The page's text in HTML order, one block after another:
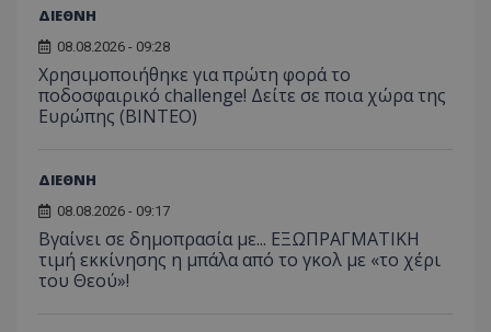
ΔΙΕΘΝΗ
08.08.2026 - 09:28
Χρησιμοποιήθηκε για πρώτη φορά το
ποδοσφαιρικό challenge! Δείτε σε ποια χώρα της
Ευρώπης (ΒΙΝΤΕΟ)
ΔΙΕΘΝΗ
08.08.2026 - 09:17
Βγαίνει σε δημοπρασία με... ΕΞΩΠΡΑΓΜΑΤΙΚΗ
τιμή εκκίνησης η μπάλα από το γκολ με «το χέρι
του Θεού»!